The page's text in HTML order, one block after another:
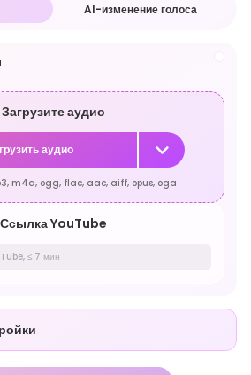
AI-изменение голоса
Загрузите аудио
аудио
m4a, ogg, flac, aac, aiff, opus, oga
Ссылка YouTube